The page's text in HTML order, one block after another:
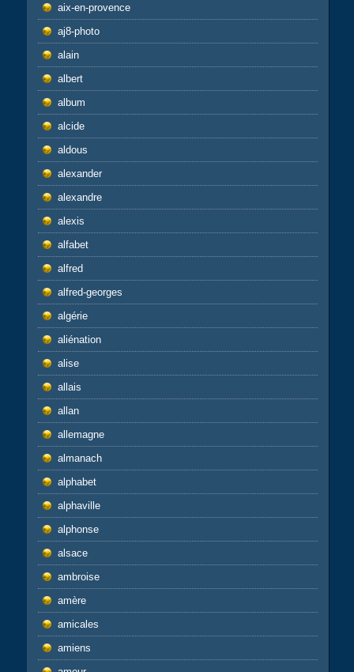
aix-en-provence
aj8-photo
alain
albert
album
alcide
aldous
alexander
alexandre
alexis
alfabet
alfred
alfred-georges
algérie
aliénation
alise
allais
allan
allemagne
almanach
alphabet
alphaville
alphonse
alsace
ambroise
amère
amicales
amiens